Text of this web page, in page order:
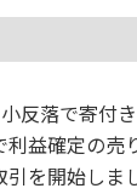
反落で寄付
益確定の
を開始し